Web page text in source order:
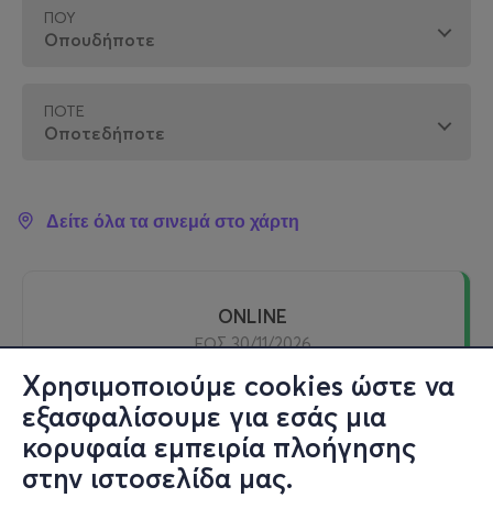
Χρησιμοποιούμε cookies ώστε να
εξασφαλίσουμε για εσάς μια
κορυφαία εμπειρία πλοήγησης
στην ιστοσελίδα μας.
ΠΟΎ
ΠΌΤΕ
Δείτε όλα τα σινεμά στο χάρτη
ONLINE
ΕΩΣ 30/11/2026
Streaming - Online - Online
Online
ΤΟ ΝΗΣΙ ΤΟΥ ΜΠΕΡΓΚΜΑΝ (ONLINE)